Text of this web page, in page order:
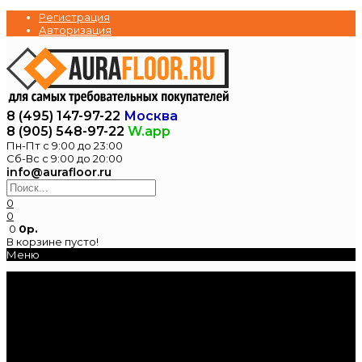
Регистрация
Авторизация
8 (495) 147-97-22 Москва
8 (905) 548-97-22 W.app
Пн-Пт с 9:00 до 23:00
Сб-Вс с 9:00 до 20:00
info@aurafloor.ru
0
0
0 0р.
В корзине пусто!
Меню